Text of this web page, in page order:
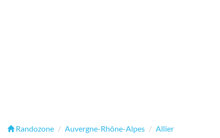
Randozone Auvergne-Rhône-Alpes
Allier